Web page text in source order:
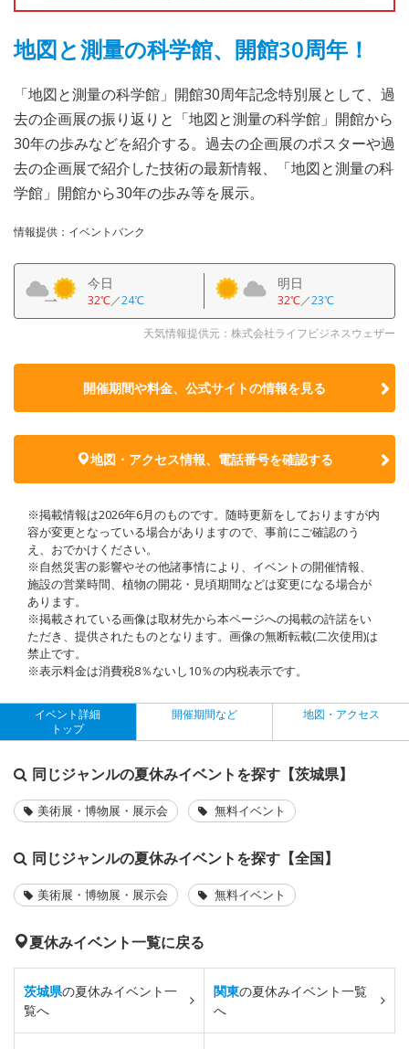
地図と測量の科学館、開館30周年！
「地図と測量の科学館」開館30周年記念特別展として、過
去の企画展の振り返りと「地図と測量の科学館」開館から
30年の歩みなどを紹介する。過去の企画展のポスターや過
去の企画展で紹介した技術の最新情報、「地図と測量の科
学館」開館から30年の歩み等を展示。
情報提供：イベントバンク
今日
32℃／24℃
明日
32℃／23℃
天気情報提供元：株式会社ライフビジネスウェザー
開催期間や料金、公式サイトの情報を見る
地図・アクセス情報、電話番号を確認する
※掲載情報は2026年6月のものです。随時更新をしておりますが内
容が変更となっている場合がありますので、事前にご確認のう
え、おでかけください。
※自然災害の影響やその他諸事情により、イベントの開催情報、
施設の営業時間、植物の開花・見頃期間などは変更になる場合が
あります。
※掲載されている画像は取材先から本ページへの掲載の許諾をい
ただき、提供されたものとなります。画像の無断転載(二次使用)は
禁止です。
※表示料金は消費税8％ないし10％の内税表示です。
イベント詳細
トップ
開催期間など 地図・アクセス
同じジャンルの夏休みイベントを探す【茨城県】
美術展・博物展・展示会 無料イベント
同じジャンルの夏休みイベントを探す【全国】
美術展・博物展・展示会 無料イベント
夏休みイベント一覧に戻る
茨城県の夏休みイベント一
覧へ
関東の夏休みイベント一覧
へ